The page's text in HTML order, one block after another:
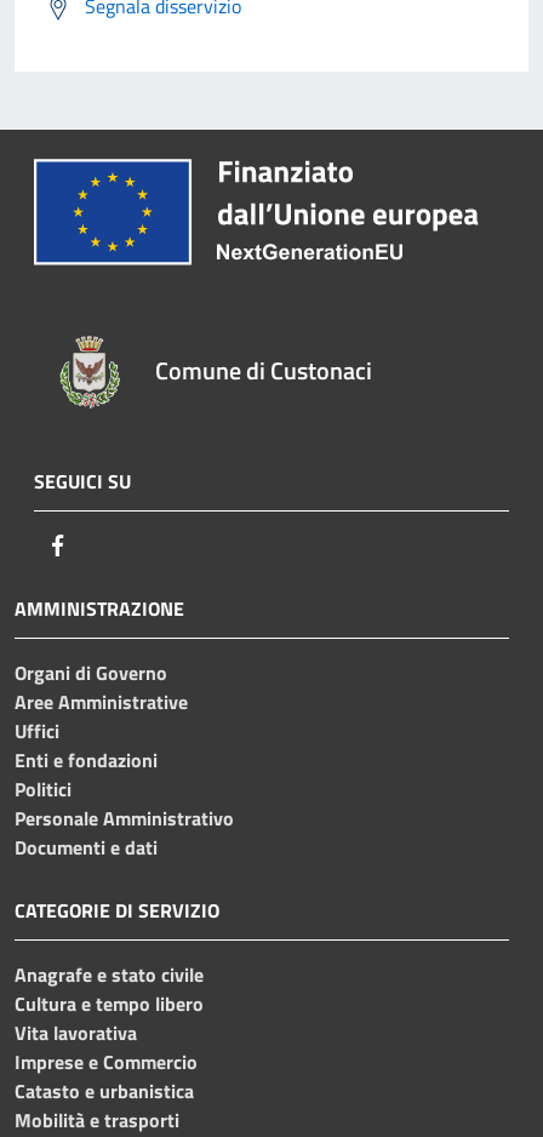
Comune di Custonaci
SEGUICI SU
AMMINISTRAZIONE
Organi di Governo
Aree Amministrative
Uffici
Enti e fondazioni
Politici
Personale Amministrativo
Documenti e dati
CATEGORIE DI SERVIZIO
Anagrafe e stato civile
Cultura e tempo libero
Vita lavorativa
Imprese e Commercio
Catasto e urbanistica
Mobilità e trasporti